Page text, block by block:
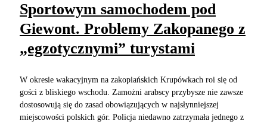
Sportowym samochodem pod
Giewont. Problemy Zakopanego z
„egzotycznymi” turystami
W okresie wakacyjnym na zakopiańskich Krupówkach roi się od
gości z bliskiego wschodu. Zamożni arabscy przybysze nie zawsze
dostosowują się do zasad obowiązujących w najsłynniejszej
miejscowości polskich gór. Policja niedawno zatrzymała jednego z